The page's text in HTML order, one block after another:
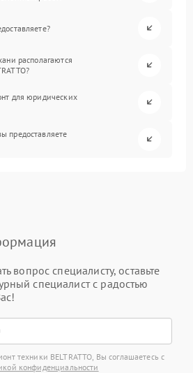
располагаются
для юридических
предоставляете
вопрос специалисту, оставьте
специалист с радостью
техники BELTRATTO, Вы соглашаетесь с
конфиденциальности